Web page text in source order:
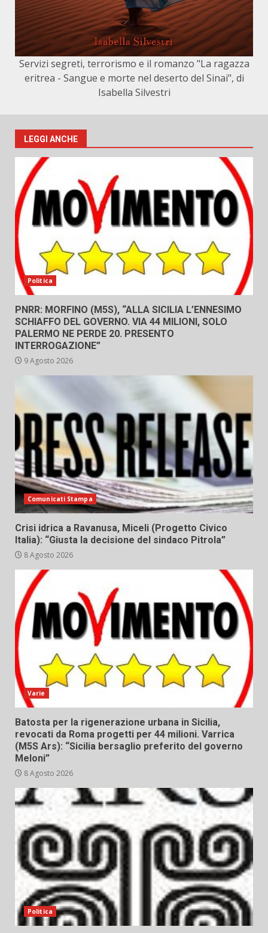
Servizi segreti, terrorismo e il romanzo "La ragazza
eritrea - Sangue e morte nel deserto del Sinai", di
Isabella Silvestri
LEGGI ANCHE
Politica
PNRR: MORFINO (M5S), “ALLA SICILIA L’ENNESIMO
SCHIAFFO DEL GOVERNO. VIA 44 MILIONI, SOLO
PALERMO NE PERDE 20. PRESENTO
INTERROGAZIONE”
9 Agosto 2026
Comunicati Stampa
Crisi idrica a Ravanusa, Miceli (Progetto Civico
Italia): “Giusta la decisione del sindaco Pitrola”
8 Agosto 2026
Varie
Batosta per la rigenerazione urbana in Sicilia,
revocati da Roma progetti per 44 milioni. Varrica
(M5S Ars): “Sicilia bersaglio preferito del governo
Meloni”
8 Agosto 2026
Politica